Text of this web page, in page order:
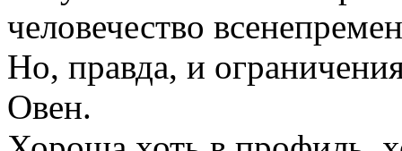
человечество
Но, правда, и
Овен.